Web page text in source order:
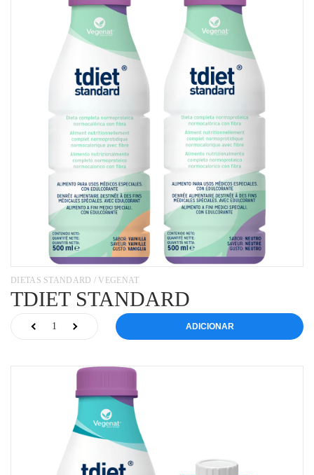
DIETAS STANDARD / VEGENAT
TDIET STANDARD
ADICIONAR